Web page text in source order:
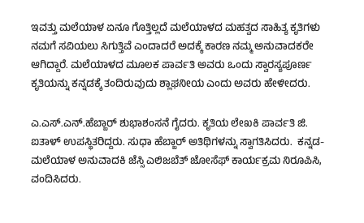
ಇವತ್ತು ಮಲೆಯಾಳ ಏನೂ ಗೊತ್ತಿಲ್ಲದೆ ಮಲೆಯಾಳದ ಮಹತ್ವದ ಸಾಹಿತ್ಯ ಕೃತಿಗಳು
ನಮಗೆ ಸವಿಯಲು ಸಿಗುತ್ತಿವೆ ಎಂದಾದರೆ ಅದಕ್ಕೆ ಕಾರಣ ನಮ್ಮ ಅನುವಾದಕರೇ
ಆಗಿದ್ದಾರೆ. ಮಲೆಯಾಳದ ಮೂಲಕ ಪಾರ್ವತಿ ಅವರು ಒಂದು ಸ್ವಾರಸ್ಯಪೂರ್ಣ
ಕೃತಿಯನ್ನು ಕನ್ನಡಕ್ಕೆ ತಂದಿರುವುದು ಶ್ಲಾಘನೀಯ ಎಂದು ಅವರು ಹೇಳೀದರು.
ಎ.ಎಸ್.ಎನ್.ಹೆಬ್ಬಾರ್ ಶುಭಾಶಂಸನೆ ಗೈದರು. ಕೃತಿಯ ಲೇಖಕಿ ಪಾರ್ವತಿ ಜಿ.
ಐತಾಳ್ ಉಪಸ್ಥಿತರಿದ್ದರು. ಸುಧಾ ಹೆಬ್ಬಾರ್ ಅತಿಥಿಗಳನ್ನು ಸ್ವಾಗತಿಸಿದರು. ಕನ್ನಡ-
ಮಲೆಯಾಳ ಅನುವಾದಕಿ ಜೆಸ್ಸಿ ಎಲಿಜಬೆತ್ ಜೋಸೆಫ್ ಕಾರ್ಯಕ್ರಮ ನಿರೂಪಿಸಿ,
ವಂದಿಸಿದರು.